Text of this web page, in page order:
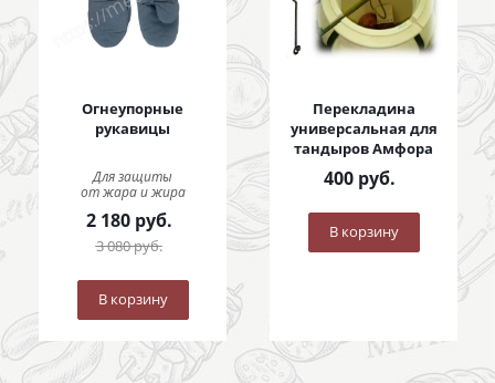
Огнеупорные
рукавицы
Для защиты
от жара и жира
2 180руб.
3 080руб.
В корзину
Перекладина
универсальная для
тандыров Амфора
400 руб.
В корзину